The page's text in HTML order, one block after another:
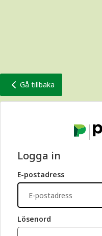
Gå tillbaka
Logga in
E-postadress
Lösenord